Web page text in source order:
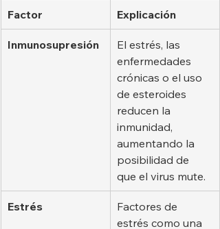
Factor Explicación
Inmunosupresión
El estrés, las
enfermedades
crónicas o el uso
de esteroides
reducen la
inmunidad,
aumentando la
posibilidad de
que el virus mute.
Estrés
Factores de
estrés como una